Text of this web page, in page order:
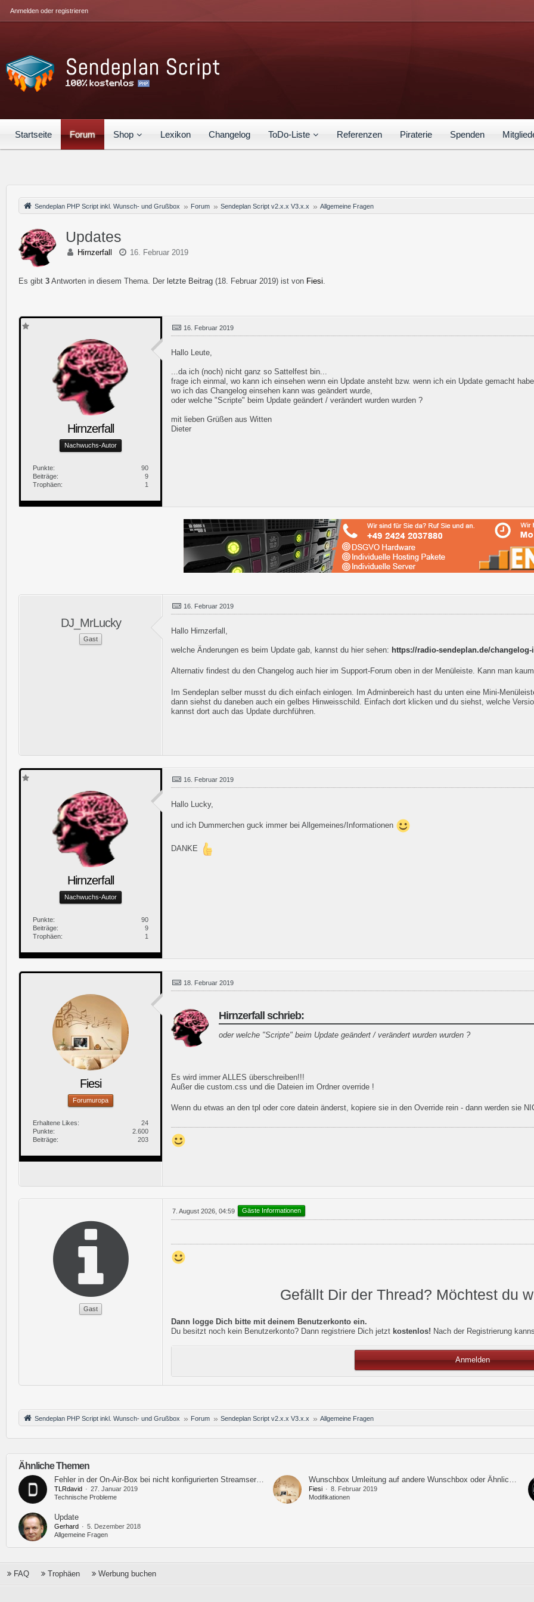
Startseite Forum Shop Lexikon Changelog ToDo-Liste Referenzen Piraterie Spenden
Anmelden oder registrieren
Sendeplan PHP Script inkl. Wunsch- und Grußbox Forum Sendeplan Script v2.x.x V3.x.x Allgemeine Fragen
Updates
Hirnzerfall 16. Februar 2019
Es gibt 3 Antworten in diesem Thema. Der letzte Beitrag (18. Februar 2019) ist von Fiesi.
Hirnzerfall
Nachwuchs-Autor
Punkte
90
Beiträge
9
Trophäen
1
16. Februar 2019
Hallo Leute,
...da ich (noch) nicht ganz so Sattelfest bin...
frage ich einmal, wo kann ich einsehen wenn ein Update ansteht bzw. wenn ich ein Update gemacht
wo ich das Changelog einsehen kann was geändert wurde,
oder welche "Scripte" beim Update geändert / verändert wurden wurden ?
mit lieben Grüßen aus Witten
Dieter
DJ_MrLucky
Gast
16. Februar 2019
Hallo Hirnzerfall,
welche Änderungen es beim Update gab, kannst du hier sehen: https://radio-sendeplan.de/
Alternativ findest du den Changelog auch hier im Support-Forum oben in der Menüleiste. Kann man
Im Sendeplan selber musst du dich einfach einlogen. Im Adminbereich hast du unten eine Mini-
dann siehst du daneben auch ein gelbes Hinweisschild. Einfach dort klicken und du siehst, welche
kannst dort auch das Update durchführen.
Hirnzerfall
Nachwuchs-Autor
Punkte
90
Beiträge
9
Trophäen
1
16. Februar 2019
Hallo Lucky,
und ich Dummerchen guck immer bei Allgemeines/Informationen
DANKE
Fiesi
Forumuropa
Erhaltene Likes
24
Punkte
2.600
Beiträge
203
18. Februar 2019
Hirnzerfall schrieb:
oder welche "Scripte" beim Update geändert / verändert wurden wurden ?
Es wird immer ALLES überschreiben!!!
Außer die custom.css und die Dateien im Ordner override !
Wenn du etwas an den tpl oder core datein änderst, kopiere sie in den Override rein - dann werden sie
Gast
7. August 2026, 04:59 Gäste Informationen
Gefällt Dir der Thread? Möchtest du
Dann logge Dich bitte mit deinem Benutzerkonto ein.
Du besitzt noch kein Benutzerkonto? Dann registriere Dich jetzt kostenlos! Nach der Registrierung
Anmelden
Sendeplan PHP Script inkl. Wunsch- und Grußbox Forum Sendeplan Script v2.x.x V3.x.x Allgemeine Fragen
Ähnliche Themen
Fehler in der On-Air-Box bei nicht konfigurierten Streamserver
TLRdavid
27. Januar 2019
Technische Probleme
Wunschbox Umleitung auf andere Wunschbox oder Ähnliches...
Fiesi
8. Februar 2019
Modifikationen
Update
Gerhard
5. Dezember 2018
Allgemeine Fragen
FAQ Trophäen Werbung buchen